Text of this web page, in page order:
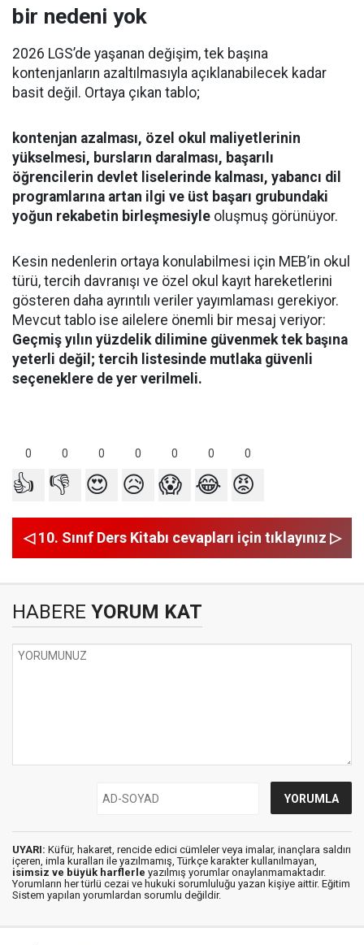
bir nedeni yok
2026 LGS’de yaşanan değişim, tek başına
kontenjanların azaltılmasıyla açıklanabilecek kadar
basit değil. Ortaya çıkan tablo;
kontenjan azalması, özel okul maliyetlerinin
yükselmesi, bursların daralması, başarılı
öğrencilerin devlet liselerinde kalması, yabancı dil
programlarına artan ilgi ve üst başarı grubundaki
yoğun rekabetin birleşmesiyle oluşmuş görünüyor.
Kesin nedenlerin ortaya konulabilmesi için MEB’in okul
türü, tercih davranışı ve özel okul kayıt hareketlerini
gösteren daha ayrıntılı veriler yayımlaması gerekiyor.
Mevcut tablo ise ailelere önemli bir mesaj veriyor:
Geçmiş yılın yüzdelik dilimine güvenmek tek başına
yeterli değil; tercih listesinde mutlaka güvenli
seçeneklere de yer verilmeli.
0 0 0 0 0 0 0
👍 👎 😍 😥 😱 😂 😡
◁ 10. Sınıf Ders Kitabı cevapları için tıklayınız ▷
HABERE YORUM KAT
UYARI: Küfür, hakaret, rencide edici cümleler veya imalar, inançlara saldırı
içeren, imla kuralları ile yazılmamış, Türkçe karakter kullanılmayan,
isimsiz ve büyük harflerle yazılmış yorumlar onaylanmamaktadır.
Yorumların her türlü cezai ve hukuki sorumluluğu yazan kişiye aittir. Eğitim
Sistem yapılan yorumlardan sorumlu değildir.